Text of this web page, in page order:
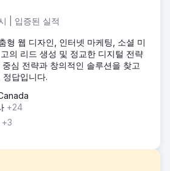
| 입증된 실적
형 웹 디자인, 인터넷 마케팅, 소셜 미
의 리드 생성 및 정교한 디지털 전략
심 전략과 창의적인 솔루션을 찾고
답입니다.
+24
+3